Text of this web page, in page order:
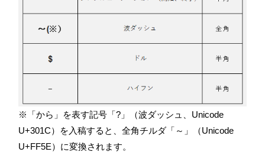
※「から」を表す記号「?」（波ダッシュ、Unicode
U+301C）を入稿すると、全角チルダ「～」（Unicode
U+FF5E）に変換されます。